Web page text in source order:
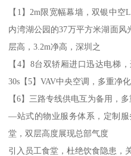
【1】2m限宽幅幕墙，双银中空
内湾湖公园的37万平方米湖面风
层高，3.2m净高，深圳之
【4】8台双轿厢进口迅达电梯
30s【5】VAV中央空调，多重净
【6】三路专线供电互为备用，
—站式的物业服务体系，定制
堂，双层高度展现总部气度
引入员工食堂，杜绝饮食隐患，